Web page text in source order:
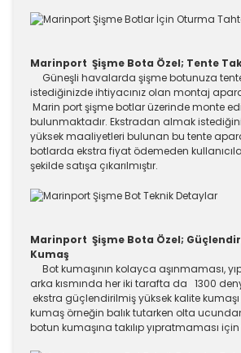
Marinport Şişme Bota Özel; Tente
Güneşli havalarda şişme botunuza
istediğinizde ihtiyacınız olan montaj
Marin port şişme botlar üzerinde monte
bulunmaktadır. Ekstradan almak
yüksek maaliyetleri bulunan bu tente
botlarda ekstra fiyat ödemeden
şekilde satışa çıkarılmıştır.
Marinport Şişme Bota Özel;
Kumaş
Bot kumaşının kolayca aşınmaması,
arka kısmında her iki tarafta da 1300 denye
ekstra güçlendirilmiş yüksek kalite
kumaş örneğin balık tutarken olta
botun kumaşına takılıp yıpratmaması için